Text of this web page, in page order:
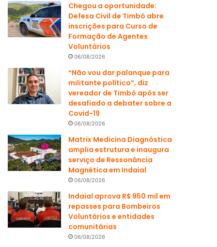
Chegou a oportunidade:
Defesa Civil de Timbó abre
inscrições para Curso de
Formação de Agentes
Voluntários
06/08/2026
“Não vou dar palanque para
militante político”, diz
vereador de Timbó após ser
desafiado a debater sobre a
Covid-19
06/08/2026
Matrix Medicina Diagnóstica
amplia estrutura e inaugura
serviço de Ressonância
Magnética em Indaial
06/08/2026
Indaial aprova R$ 950 mil em
repasses para Bombeiros
Voluntários e entidades
comunitárias
06/08/2026